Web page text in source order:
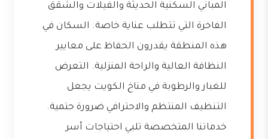
المباني السكنية الحديثة والفيلات والشقق
الفاخرة التي تتطلب عناية خاصة. السكان في
هذه المنطقة يقدرون الحفاظ على معايير
النظافة العالية والراحة المنزلية. التعرض
للغبار والرطوبة في مناخ الكويت يجعل
التنظيف المنتظم والاحترافي ضرورة حتمية.
خدماتنا المتخصصة تلبي احتياجات أسر